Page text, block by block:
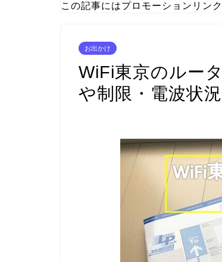
この記事にはプロモーションリン
お出かけ
WiFi東京のルー
や制限・電波状